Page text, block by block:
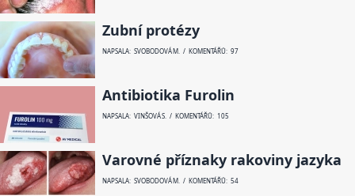
Zubní protézy
NAPSALA: SVOBODOVÁ M. / KOMENTÁŘŮ: 97
Antibiotika Furolin
NAPSALA: VINŠOVÁ S. / KOMENTÁŘŮ: 105
Varovné příznaky rakoviny jazyka
NAPSALA: SVOBODOVÁ M. / KOMENTÁŘŮ: 54